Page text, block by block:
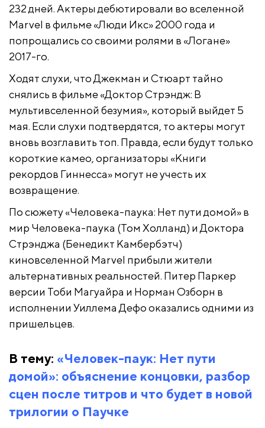
232 дней. Актеры дебютировали во вселенной
Marvel в фильме «Люди Икс» 2000 года и
попрощались со своими ролями в «Логане»
2017-го.
Ходят слухи, что Джекман и Стюарт тайно
снялись в фильме «Доктор Стрэндж: В
мультивселенной безумия», который выйдет 5
мая. Если слухи подтвердятся, то актеры могут
вновь возглавить топ. Правда, если будут только
короткие камео, организаторы «Книги
рекордов Гиннесса» могут не учесть их
возвращение.
По сюжету «Человека-паука: Нет пути домой» в
мир Человека-паука (Том Холланд) и Доктора
Стрэнджа (Бенедикт Камбербэтч)
киновселенной Marvel прибыли жители
альтернативных реальностей. Питер Паркер
версии Тоби Магуайра и Норман Озборн в
исполнении Уиллема Дефо оказались одними из
пришельцев.
В тему: «Человек-паук: Нет пути
домой»: объяснение концовки, разбор
сцен после титров и что будет в новой
трилогии о Паучке